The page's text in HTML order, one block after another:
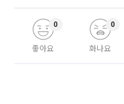
좋아요
0
화나요
0